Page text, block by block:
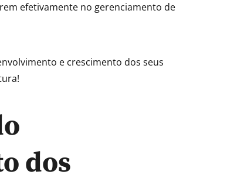
efetivamente no gerenciamento de
e crescimento dos seus
dos